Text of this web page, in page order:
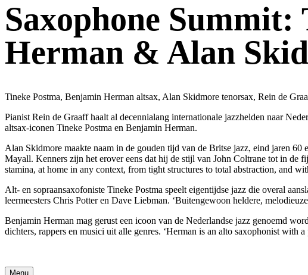
Saxophone
Herman & Alan
Tineke Postma, Benjamin Herman altsax, Alan Skidmore tenorsax, Rein de
Pianist Rein de Graaff haalt al decennialang internationale jazzhelden naar
altsax-iconen Tineke Postma en Benjamin Herman.
Alan Skidmore maakte naam in de gouden tijd van de Britse jazz, eind jaren
Mayall. Kenners zijn het erover eens dat hij de stijl van John Coltrane tot in de
stamina, at home in any context, from tight structures to total abstraction, and
Alt- en sopraansaxofoniste Tineke Postma speelt eigentijdse jazz die overal
leermeesters Chris Potter en Dave Liebman. ‘Buitengewoon heldere,
Benjamin Herman mag gerust een icoon van de Nederlandse jazz genoemd
dichters, rappers en musici uit alle genres. ‘Herman is an alto saxophonist
Menu